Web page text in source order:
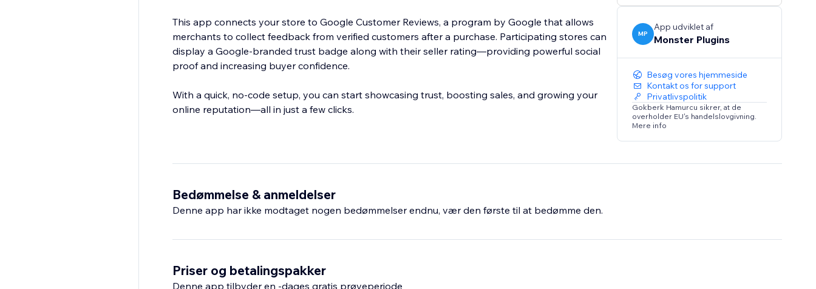
This app connects your store to Google Customer Reviews, a program by Google that allows
merchants to collect feedback from verified customers after a purchase. Participating stores can
display a Google-branded trust badge along with their seller rating—providing powerful social
proof and increasing buyer confidence.
With a quick, no-code setup, you can start showcasing trust, boosting sales, and growing your
online reputation—all in just a few clicks.
MP
App udviklet af
Monster Plugins
Besøg vores hjemmeside
Kontakt os for support
Privatlivspolitik
Gokberk Hamurcu sikrer, at de
overholder EU's handelslovgivning.
Mere info
Bedømmelse & anmeldelser
Denne app har ikke modtaget nogen bedømmelser endnu, vær den første til at bedømme den.
Priser og betalingspakker
Denne app tilbyder en -dages gratis prøveperiode